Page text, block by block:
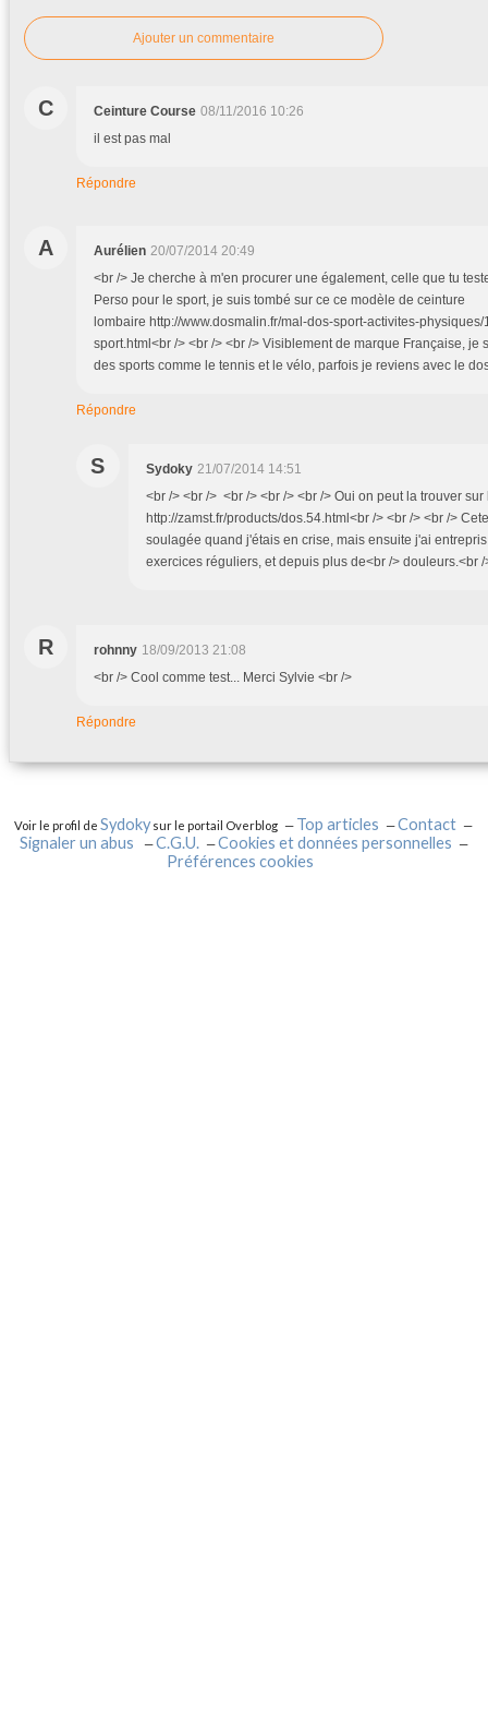
Ajouter un commentaire
C Ceinture Course 08/11/2016 10:26
il est pas mal
Répondre
A Aurélien 20/07/2014 20:49
<br /> Je cherche à m'en procurer une également, celle que tu
Perso pour le sport, je suis tombé sur ce ce modèle de ceinture
lombaire http://www.dosmalin.fr/mal-dos-sport-activites-
sport.html<br /> <br /> <br /> Visiblement de marque Française, je
des sports comme le tennis et le vélo, parfois je reviens avec le
Répondre
S Sydoky 21/07/2014 14:51
<br /> <br /> <br /> <br /> <br /> Oui on peut la trouver
http://zamst.fr/products/dos.54.html<br /> <br /> <br />
soulagée quand j'étais en crise, mais ensuite j'ai
exercices réguliers, et depuis plus de<br /> douleurs.<br /
R rohnny 18/09/2013 21:08
<br /> Cool comme test... Merci Sylvie <br />
Répondre
Voir le profil deSydokysur le portail Overblog Top articles
Contact
Signaler un abus
C.G.U.
Cookies et données personnelles
Préférences cookies